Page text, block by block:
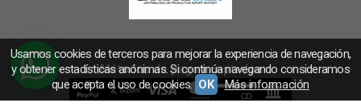
Métodos de pago aceptados
Usamos cookies de terceros para mejorar la experiencia de navegación,
y obtener estadísticas anónimas. Si continúa navegando consideramos
que acepta el uso de cookies. OK Más información